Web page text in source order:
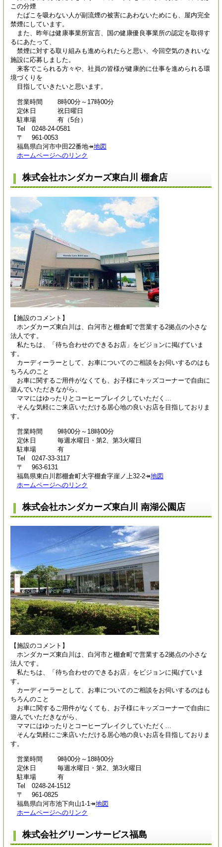
この分煙
たばこを吸わない人が副流煙の被害にあわないためにも、屋内完全
禁煙にしています。
また、昨年は健康事業所宣言、国の健康優良事業所の認定を取得す
るにあたって、
禁煙に対する取り組みも進められたらと思い、今回空気のきれいな
施設に応募しました。
来客でこられる方々や、社員の皆様が健康的に仕事を進められる環
境づくりを
目指していきたいと思います。
営業時間 8時00分～17時00分
定休日 祝日曜日
駐車場 有（5台）
Tel 0248-24-0581
〒 961-0053
福島県白河市中田22番地↠地図
ホームページへのリンク
株式会社ホンダカーズ東白川 棚倉店
【施設のコメント】
ホンダカーズ東白川は、白河市と棚倉町で営業する2拠点の小さな
法人です。
私たちは、「待ち合わせのできるお店」をビジョンに掲げていま
す。
カーディーラーとして、お車についてのご相談をお伺いするのはも
ちろんのこと
お車に関するご用件がなくても、お子様にキッズコーナーで自由に
遊んでいただきながら、
ママにはゆったりとコーヒーブレイクしていただく…
そんな気軽にご来店いただける居心地の良いお店を目指しておりま
す。
営業時間 9時00分～18時00分
定休日 毎週水曜日・第2、第3火曜日
駐車場 有
Tel 0247-33-3117
〒 963-6131
福島県東白川郡棚倉町大字棚倉字崖ノ上32-2↠地図
ホームページへのリンク
株式会社ホンダカーズ東白川 南湖公園店
【施設のコメント】
ホンダカーズ東白川は、白河市と棚倉町で営業する2拠点の小さな
法人です。
私たちは、「待ち合わせのできるお店」をビジョンに掲げていま
す。
カーディーラーとして、お車についてのご相談をお伺いするのはも
ちろんのこと
お車に関するご用件がなくても、お子様にキッズコーナーで自由に
遊んでいただきながら、
ママにはゆったりとコーヒーブレイクしていただく…
そんな気軽にご来店いただける居心地の良いお店を目指しておりま
す。
営業時間 9時00分～18時00分
定休日 毎週水曜日・第2、第3火曜日
駐車場 有
Tel 0248-24-1512
〒 961-0825
福島県白河市池下向山1-1↠地図
ホームページへのリンク
株式会社グリーンサービス福島